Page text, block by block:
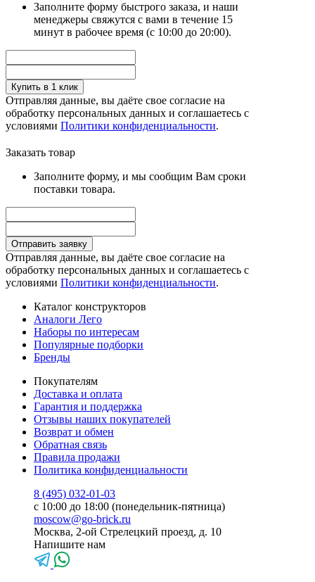
Заполните форму быстрого заказа, и наши
менеджеры свяжутся с вами в течение 15
минут в рабочее время (с 10:00 до 20:00).
Купить в 1 клик
Отправляя данные, вы даёте свое согласие на
обработку персональных данных и соглашаетесь с
условиями Политики конфиденциальности.
Заказать товар
Заполните форму, и мы сообщим Вам сроки
поставки товара.
Отправить заявку
Отправляя данные, вы даёте свое согласие на
обработку персональных данных и соглашаетесь с
условиями Политики конфиденциальности.
Каталог конструкторов
Аналоги Лего
Наборы по интересам
Популярные подборки
Бренды
Покупателям
Доставка и оплата
Гарантия и поддержка
Отзывы наших покупателей
Возврат и обмен
Обратная связь
Правила продажи
Политика конфиденциальности
8 (495) 032-01-03
с 10:00 до 18:00 (понедельник-пятница)
moscow@go-brick.ru
Москва, 2-ой Стрелецкий проезд, д. 10
Напишите нам